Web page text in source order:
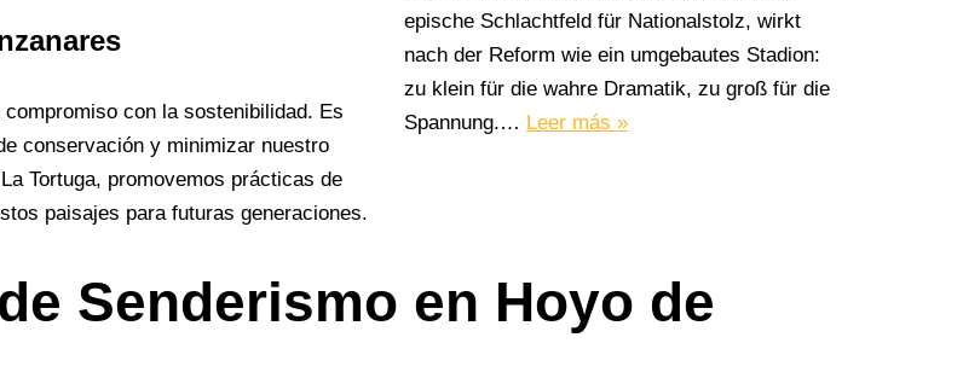
con la sostenibilidad. Es
conservación y minimizar nuestro
Tortuga, promovemos prácticas de
paisajes para futuras generaciones.
epische Schlachtfeld für Nationalstolz, wirkt
nach der Reform wie ein umgebautes Stadion:
zu klein für die wahre Dramatik, zu groß für die
Spannung.… Leer más »
Senderismo en Hoyo de